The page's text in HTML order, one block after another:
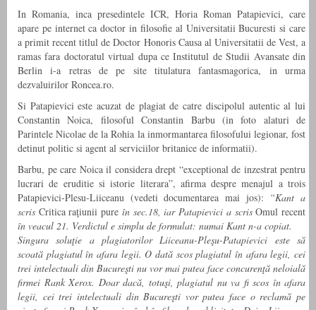
In Romania, inca presedintele ICR, Horia Roman Patapievici, care
apare pe internet ca doctor in filosofie al Universitatii Bucuresti si care
a primit recent titlul de Doctor Honoris Causa al Universitatii de Vest, a
ramas fara doctoratul virtual dupa ce Institutul de Studii Avansate din
Berlin i-a retras de pe site titulatura fantasmagorica, in urma
dezvaluirilor Roncea.ro.
Si Patapievici este acuzat de plagiat de catre discipolul autentic al lui
Constantin Noica, filosoful Constantin Barbu (in foto alaturi de
Parintele Nicolae de la Rohia la inmormantarea filosofului legionar, fost
detinut politic si agent al serviciilor britanice de informatii).
Barbu, pe care Noica il considera drept “exceptional de inzestrat pentru
lucrari de eruditie si istorie literara”, afirma despre menajul a trois
Patapievici-Plesu-Liiceanu (vedeti documentarea mai jos): “Kant a
scris Critica raţiunii pure în sec.18, iar Patapievici a scrisOmul recent
în veacul 21. Verdictul e simplu de formulat: numai Kant n-a copiat.
Singura soluţie a plagiatorilor Liiceanu-Pleşu-Patapievici este să
scoată plagiatul în afara legii. O dată scos plagiatul în afara legii, cei
trei intelectuali din Bucureşti nu vor mai putea face concurenţă neloială
firmei Rank Xerox. Doar dacă, totuşi, plagiatul nu va fi scos în afara
legii, cei trei intelectuali din Bucureşti vor putea face o reclamă pe